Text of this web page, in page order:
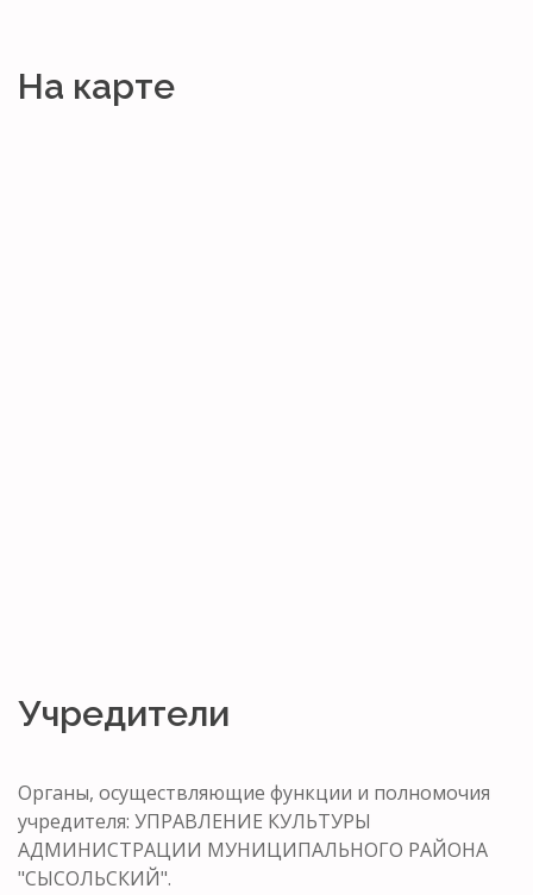
На карте
Учредители
Органы, осуществляющие функции и полномочия
учредителя: УПРАВЛЕНИЕ КУЛЬТУРЫ
АДМИНИСТРАЦИИ МУНИЦИПАЛЬНОГО РАЙОНА
"СЫСОЛЬСКИЙ".